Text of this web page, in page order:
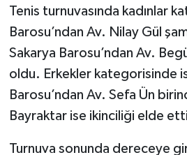
Tenis turnuvasında kadınlar
Barosu’ndan Av. Nilay Gül
Sakarya Barosu’ndan Av.
oldu. Erkekler kategorisinde
Barosu’ndan Av. Sefa Ün
Bayraktar ise ikinciliği elde
Turnuva sonunda dereceye